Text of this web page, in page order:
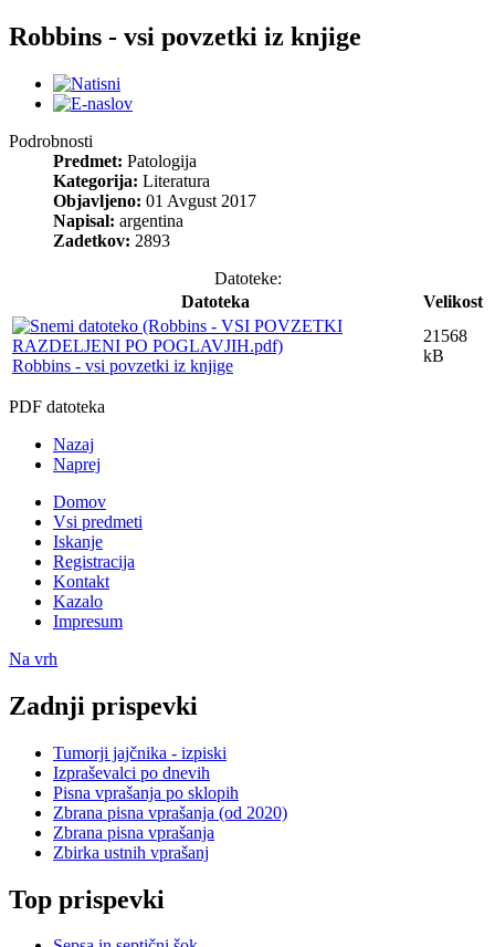
Robbins - vsi povzetki iz knjige
Podrobnosti
Predmet: Patologija
Kategorija: Literatura
Objavljeno: 01 Avgust 2017
Napisal: argentina
Zadetkov: 2893
Datoteke:
Datoteka
Velikost
Robbins - vsi povzetki iz knjige
21568
kB
PDF datoteka
Nazaj
Naprej
Domov
Vsi predmeti
Iskanje
Registracija
Kontakt
Kazalo
Impresum
Na vrh
Zadnji prispevki
Tumorji jajčnika - izpiski
Izpraševalci po dnevih
Pisna vprašanja po sklopih
Zbrana pisna vprašanja (od 2020)
Zbrana pisna vprašanja
Zbirka ustnih vprašanj
Top prispevki